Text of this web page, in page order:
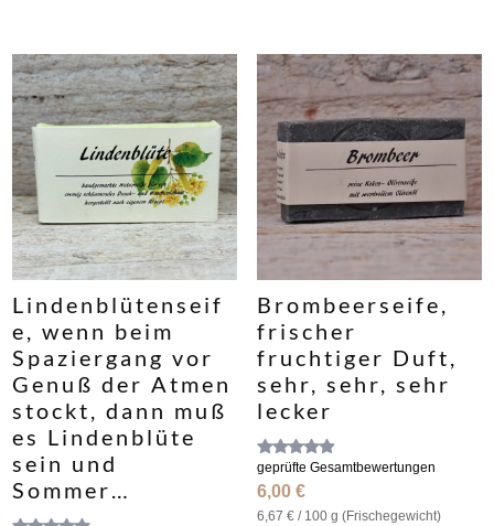
Lindenblütenseif
e, wenn beim
Spaziergang vor
Genuß der Atmen
stockt, dann muß
es Lindenblüte
sein und
Sommer…
Brombeerseife,
frischer
fruchtiger Duft,
sehr, sehr, sehr
lecker
Bewertet
mit
4.75
von 5
geprüfte Gesamtbewertungen
6,00 €
6,67 €/ 100 g (Frische­gewicht)